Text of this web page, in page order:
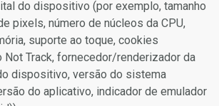
do dispositivo (por exemplo, tamanho
pixels, número de núcleos da CPU,
suporte ao toque, cookies
Not Track, fornecedor/renderizador da
dispositivo, versão do sistema
do aplicativo, indicador de emulador